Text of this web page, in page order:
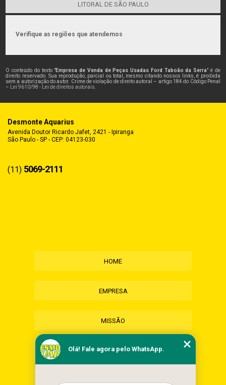
LITORAL DE SÃO PAULO
Verifique as regiões que atendemos
O conteúdo do texto "Empresa de Venda de Peças Usadas Ford Taboão da Serra" é de
direito reservado. Sua reprodução, parcial ou total, mesmo citando nossos links, é proibida
sem a autorização do autor. Crime de violação de direito autoral – artigo 184 do Código Penal
–
Lei 9610/98 - Lei de direitos autorais
Desmonte Aquarius
Avenida Doutor Ricardo Jafet, 2421 - Ipiranga
São Paulo - SP - CEP: 04123-030
(11) 5069-2111
HOME
EMPRESA
MISSÃO
SERVIÇOS
Olá! Fale agora pelo WhatsApp.